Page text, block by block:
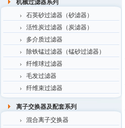
机械过滤器系列
石英砂过滤器（砂滤器）
活性炭过滤器（炭滤器）
多介质过滤器
除铁锰过滤器（锰砂过滤器）
纤维球过滤器
毛发过滤器
纤维束过滤器
离子交换器及配套系列
混合离子交换器